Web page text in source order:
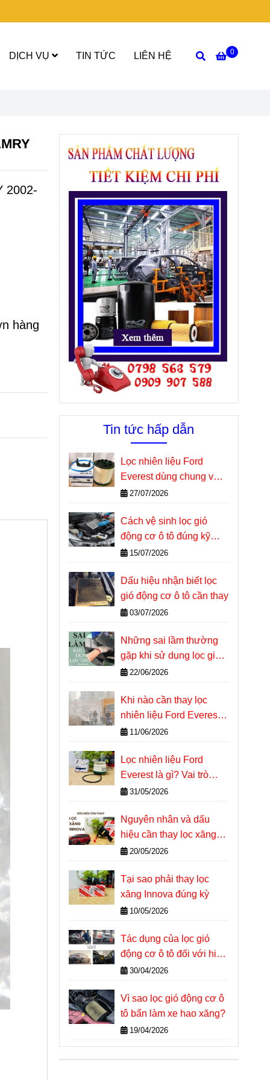
0
DỊCH VỤ TIN TỨC LIÊN HỆ
2002-
hàng
Tin tức hấp dẫn
Lọc nhiên liệu Ford
Everest dùng chung với
những dòng xe nào?
27/07/2026
Cách vệ sinh lọc gió
động cơ ô tô đúng kỹ
thuật tại nhà
15/07/2026
Dấu hiệu nhận biết lọc
gió động cơ ô tô cần thay
03/07/2026
Những sai lầm thường
gặp khi sử dụng lọc gió
động cơ ô tô
22/06/2026
Khi nào cần thay lọc
nhiên liệu Ford Everest?
Dấu hiệu nhận biết chính
11/06/2026
Lọc nhiên liệu Ford
Everest là gì? Vai trò
quan trọng với động cơ
31/05/2026
Nguyên nhân và dấu
hiệu cần thay lọc xăng
Innova
20/05/2026
Tại sao phải thay lọc
xăng Innova đúng kỳ
10/05/2026
Tác dụng của lọc gió
động cơ ô tô đối với hiệu
suất và tuổi thọ máy
30/04/2026
Vì sao lọc gió động cơ ô
tô bẩn làm xe hao xăng?
19/04/2026